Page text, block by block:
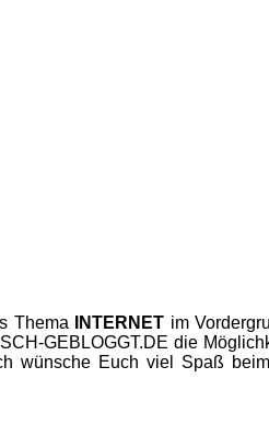
Thema INTERNET im
GEBLOGGT.DE die
wünsche Euch viel Spaß